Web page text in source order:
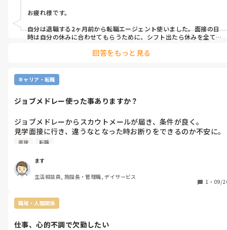
お疲れ様です。
自分は退職する2ヶ月前から転職エージェント使いました。面接の日
時は自分の休みに合わせてもらうために、シフト出たら休みを全て
回答をもっと見る
キャリア・転職
ジョブメドレー使った事ありますか？
ジョブメドレーからスカウトメールが届き、条件が良く。
見学面接に行き、違うなとなった時お断りをできるのか不安に。
ジョブメドレー使って転職した事ありますか？
面接 転職
ます
生活相談員, 施設長・管理職, デイサービス
1 ・ 09/
職場・人間関係
仕事、心的不調で欠勤したい